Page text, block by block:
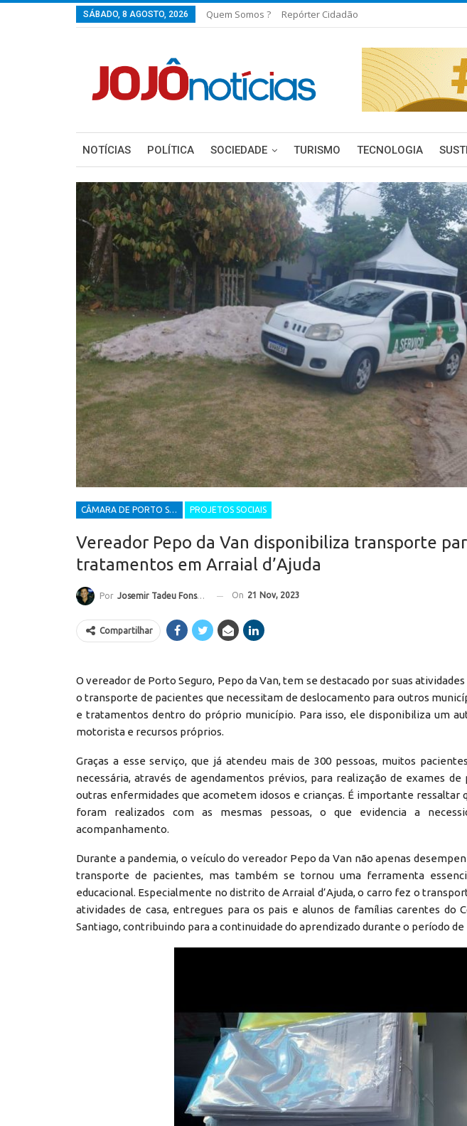
SÁBADO, 8 AGOSTO, 2026 Quem Somos ? Repórter Cidadão
NOTÍCIAS POLÍTICA SOCIEDADE TURISMO TECNOLOGIA
CÂMARA DE PORTO SEGURO PROJETOS SOCIAIS
Vereador Pepo da Van disponibiliza transporte
tratamentos em Arraial d’Ajuda
Por Josemir Tadeu Fonseca On 21 Nov, 2023
Compartilhar
O vereador de Porto Seguro, Pepo da Van, tem se destacado por suas
o transporte de pacientes que necessitam de deslocamento para outros
e tratamentos dentro do próprio município. Para isso, ele disponibiliza um
motorista e recursos próprios.
Graças a esse serviço, que já atendeu mais de 300 pessoas, muitos
necessária, através de agendamentos prévios, para realização de exames
outras enfermidades que acometem idosos e crianças. É importante ressaltar
foram realizados com as mesmas pessoas, o que evidencia a
acompanhamento.
Durante a pandemia, o veículo do vereador Pepo da Van não apenas
transporte de pacientes, mas também se tornou uma ferramenta
educacional. Especialmente no distrito de Arraial d’Ajuda, o carro fez o
atividades de casa, entregues para os pais e alunos de famílias carentes do
Santiago, contribuindo para a continuidade do aprendizado durante o período